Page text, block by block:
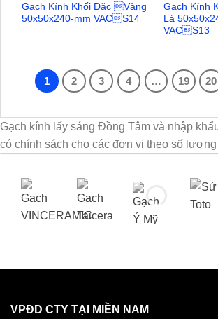
Gạch Kính Khối Đặc Vàng
50x50x240-mm VACS14
Gạch Kính
Lá
VACS13
1 2 3 4 … 19 20
Gạch kính lấy sáng Đồng Tâm và nhập
có chính sách cho các đơn vị theo số lượng
VPĐD CTY TẠI MIỀN NAM